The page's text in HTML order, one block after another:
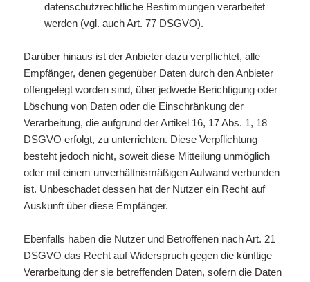
datenschutzrechtliche Bestimmungen verarbeitet
werden (vgl. auch Art. 77 DSGVO).
Darüber hinaus ist der Anbieter dazu verpflichtet, alle
Empfänger, denen gegenüber Daten durch den Anbieter
offengelegt worden sind, über jedwede Berichtigung oder
Löschung von Daten oder die Einschränkung der
Verarbeitung, die aufgrund der Artikel 16, 17 Abs. 1, 18
DSGVO erfolgt, zu unterrichten. Diese Verpflichtung
besteht jedoch nicht, soweit diese Mitteilung unmöglich
oder mit einem unverhältnismäßigen Aufwand verbunden
ist. Unbeschadet dessen hat der Nutzer ein Recht auf
Auskunft über diese Empfänger.
Ebenfalls haben die Nutzer und Betroffenen nach Art. 21
DSGVO das Recht auf Widerspruch gegen die künftige
Verarbeitung der sie betreffenden Daten, sofern die Daten